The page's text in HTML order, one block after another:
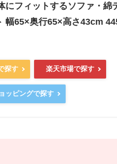
にフィットするソファ・綿
幅65×奥行65×高さ43cm
探す 楽天市場で探す
ッピングで探す